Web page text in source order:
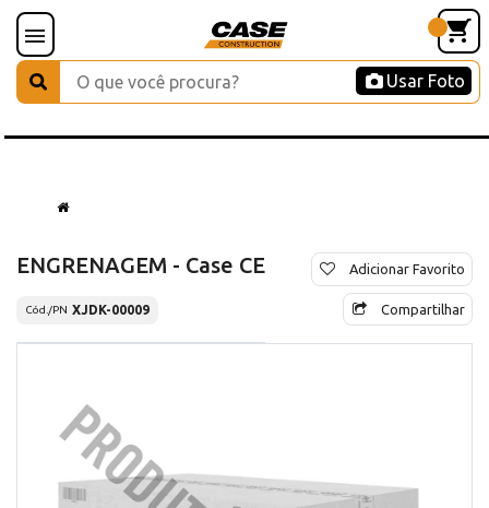
Usar Foto
ENGRENAGEM - Case CE
Cód./PN XJDK-00009
Adicionar Favorito
Compartilhar